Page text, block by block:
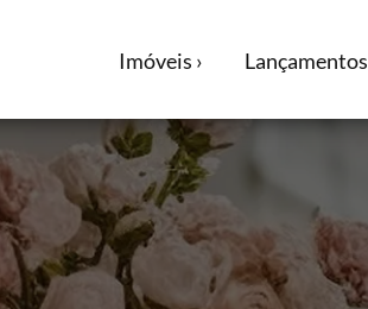
Imóveis › Lançamentos